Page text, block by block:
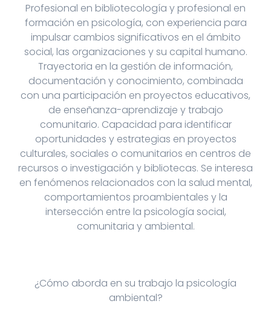
Profesional en bibliotecología y profesional en
formación en psicología, con experiencia para
impulsar cambios significativos en el ámbito
social, las organizaciones y su capital humano.
Trayectoria en la gestión de información,
documentación y conocimiento, combinada
con una participación en proyectos educativos,
de enseñanza-aprendizaje y trabajo
comunitario. Capacidad para identificar
oportunidades y estrategias en proyectos
culturales, sociales o comunitarios en centros de
recursos o investigación y bibliotecas. Se interesa
en fenómenos relacionados con la salud mental,
comportamientos proambientales y la
intersección entre la psicología social,
comunitaria y ambiental.
¿Cómo aborda en su trabajo la psicología
ambiental?